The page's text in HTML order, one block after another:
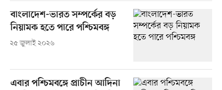
বাংলাদেশ-ভারত সম্পর্কের বড়
নিয়ামক হতে পারে পশ্চিমবঙ্গ
২৫ জুলাই ২০২৬
এবার পশ্চিমবঙ্গে প্রাচীন আদিনা